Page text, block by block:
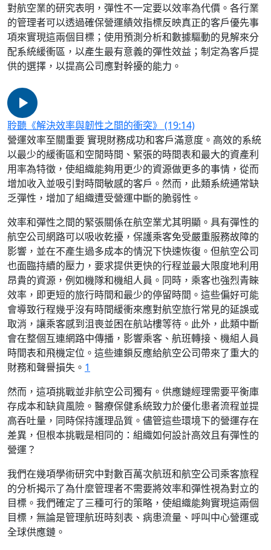
對航空業的研究表明，彈性不一定要以效率為代價。各行業
的管理者可以透過確保營運績效指標反映真正的客戶優先事
項來實現這兩個目標；使用預測分析和數據驅動的見解來分
配系統緩衝區，以產生最有意義的彈性效益；制定為客戶提
供的選擇，以提高公司應對幹擾的能力。
聆聽《解決效率與韌性之間的衝突》 (19:14)
營運效率至關重要實現財務成功和客戶滿意度。高效的系統
以最少的緩衝區和空閒時間、緊張的時間表和最大的資產利
用率為特徵，使組織能夠用更少的資源做更多的事情，從而
增加收入並吸引對時間敏感的客戶。然而，此類系統通常缺
乏彈性，增加了組織遭受營運中斷的脆弱性。
效率和彈性之間的緊張關係在航空業尤其明顯。具有彈性的
航空公司網路可以吸收乾擾，保護乘客免受嚴重服務故障的
影響，並在不產生過多成本的情況下快速恢復。但航空公司
也面臨持續的壓力，要求提供更快的行程並最大限度地利用
昂貴的資源，例如機隊和機組人員。同時，乘客也強烈青睞
效率，即更短的旅行時間和最少的停留時間。這些偏好可能
會導致行程幾乎沒有時間緩衝來應對航空旅行常見的延誤或
取消，讓乘客感到沮喪並困在航站樓等待。此外，此類中斷
會在整個互連網路中傳播，影響乘客、航班轉接、機組人員
時間表和飛機定位。這些連鎖反應給航空公司帶來了重大的
財務和聲譽損失。 1
然而，這項挑戰並非航空公司獨有。供應鏈經理需要平衡庫
存成本和缺貨風險。醫療保健系統致力於優化患者流程並提
高吞吐量，同時保持護理品質。儘管這些環境下的營運存在
差異，但根本挑戰是相同的：組織如何設計高效且有彈性的
營運？
我們在幾項學術研究中對數百萬次航班和航空公司乘客旅程
的分析揭示了為什麼管理者不需要將效率和彈性視為對立的
目標。我們確定了三種可行的策略，使組織能夠實現這兩個
目標，無論是管理航班時刻表、病患流量、呼叫中心營運或
全球供應鏈。